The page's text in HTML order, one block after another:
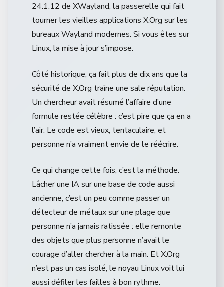
24.1.12 de XWayland, la passerelle qui fait
tourner les vieilles applications X.Org sur les
bureaux Wayland modernes. Si vous êtes sur
Linux, la mise à jour s’impose.
Côté historique, ça fait plus de dix ans que la
sécurité de X.Org traîne une sale réputation.
Un chercheur avait résumé l’affaire d’une
formule restée célèbre : c’est pire que ça en a
l’air. Le code est vieux, tentaculaire, et
personne n’a vraiment envie de le réécrire.
Ce qui change cette fois, c’est la méthode.
Lâcher une IA sur une base de code aussi
ancienne, c’est un peu comme passer un
détecteur de métaux sur une plage que
personne n’a jamais ratissée : elle remonte
des objets que plus personne n’avait le
courage d’aller chercher à la main. Et X.Org
n’est pas un cas isolé, le noyau Linux voit lui
aussi défiler les failles à bon rythme.